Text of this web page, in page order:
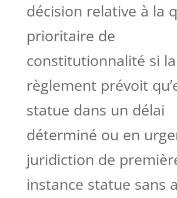
décision relative à la
prioritaire de
constitutionnalité si
règlement prévoit
statue dans un délai
déterminé ou en
juridiction de
instance statue sans